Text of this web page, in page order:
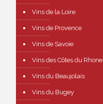
Vins de la Loire
Vins de Provence
Vins de Savoie
Vins des Côtes du Rhone
Vins du Beaujolais
Vins du Bugey